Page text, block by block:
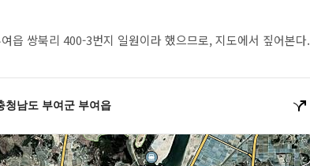
읍 쌍북리 400-3번지 일원이라 했으므로, 지도에서 짚어본다.